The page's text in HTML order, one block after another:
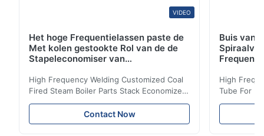
VIDEO
Het hoge Frequentielassen paste de
Met kolen gestookte Rol van de de
Stapeleconomiser van
High Frequency Welding Customized Coal
Fired Steam Boiler Parts Stack Economizer
Coil Boiler economizer Boiler Economizer is
the energy improving device that helps to
reduce the cost of operation by saving the
Contact Now
Buis van
High
Tube For
reduce the